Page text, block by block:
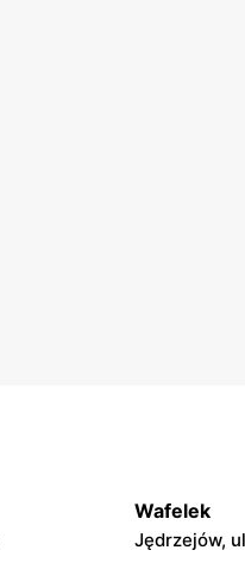
Wafelek
Jędrzejów,